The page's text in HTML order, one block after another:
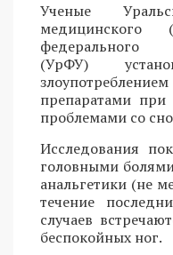
Ученые
(УрФУ)
препаратами
проблемами со
Исследования
головными
анальгетики (не
течение
случаев
беспокойных ног.